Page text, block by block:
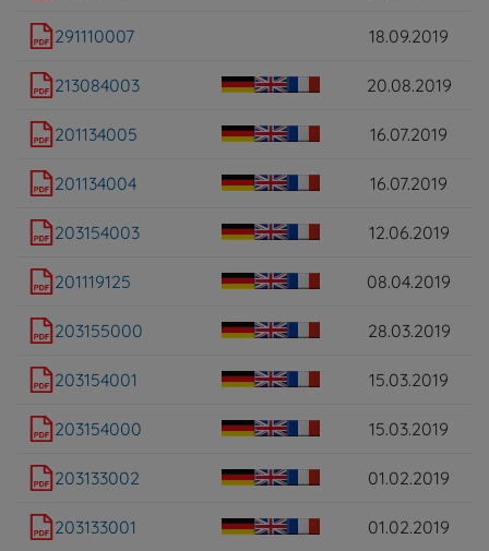
291110007 18.09.2019
213084003 20.08.2019
201134005 16.07.2019
201134004 16.07.2019
203154003 12.06.2019
201119125 08.04.2019
203155000 28.03.2019
203154001 15.03.2019
203154000 15.03.2019
203133002 01.02.2019
203133001 01.02.2019